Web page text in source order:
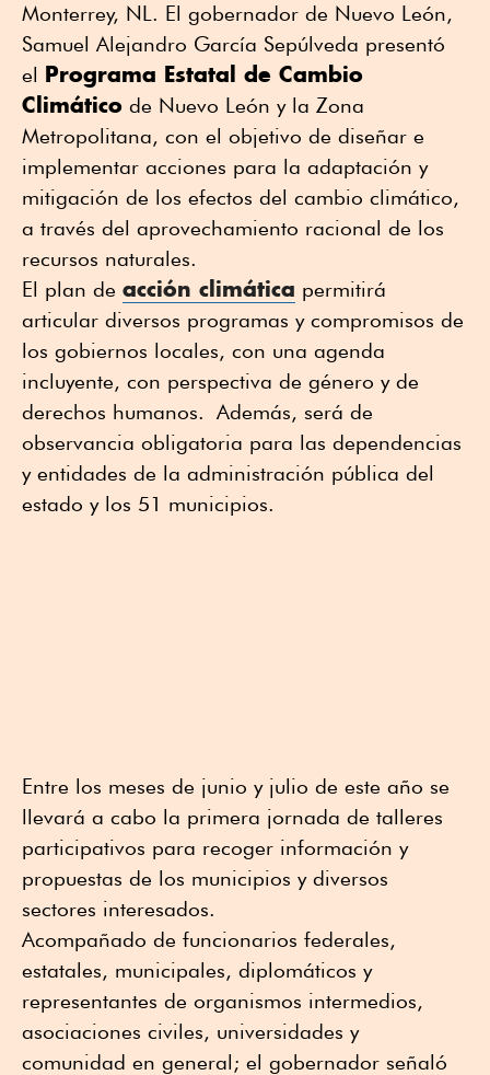
Monterrey, NL. El gobernador de Nuevo León,
Samuel Alejandro García Sepúlveda presentó
el Programa Estatal de Cambio
Climático de Nuevo León y la Zona
Metropolitana, con el objetivo de diseñar e
implementar acciones para la adaptación y
mitigación de los efectos del cambio climático,
a través del aprovechamiento racional de los
recursos naturales.
El plan de acción climática permitirá
articular diversos programas y compromisos de
los gobiernos locales, con una agenda
incluyente, con perspectiva de género y de
derechos humanos. Además, será de
observancia obligatoria para las dependencias
y entidades de la administración pública del
estado y los 51 municipios.
Entre los meses de junio y julio de este año se
llevará a cabo la primera jornada de talleres
participativos para recoger información y
propuestas de los municipios y diversos
sectores interesados.
Acompañado de funcionarios federales,
estatales, municipales, diplomáticos y
representantes de organismos intermedios,
asociaciones civiles, universidades y
comunidad en general; el gobernador señaló